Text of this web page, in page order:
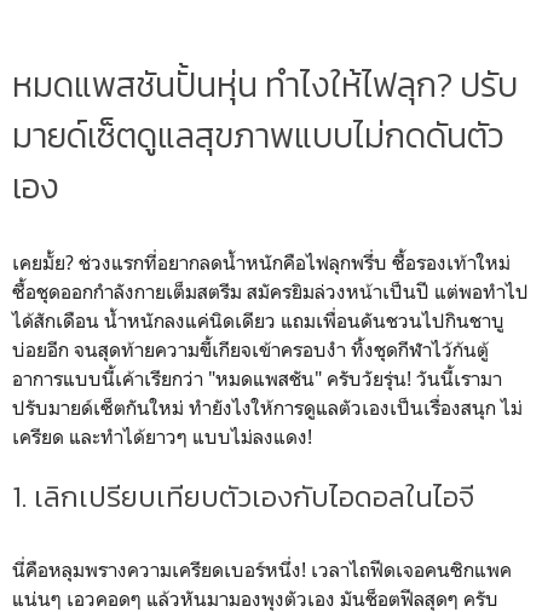
หมดแพสชันปั้นหุ่น ทำไงให้ไฟลุก? ปรับ
มายด์เซ็ตดูแลสุขภาพแบบไม่กดดันตัว
เอง
เคยมั้ย? ช่วงแรกที่อยากลดน้ำหนักคือไฟลุกพรึ่บ ซื้อรองเท้าใหม่
ซื้อชุดออกกำลังกายเต็มสตรีม สมัครยิมล่วงหน้าเป็นปี แต่พอทำไป
ได้สักเดือน น้ำหนักลงแค่นิดเดียว แถมเพื่อนดันชวนไปกินชาบู
บ่อยอีก จนสุดท้ายความขี้เกียจเข้าครอบงำ ทิ้งชุดกีฬาไว้ก้นตู้
อาการแบบนี้เค้าเรียกว่า "หมดแพสชัน" ครับวัยรุ่น! วันนี้เรามา
ปรับมายด์เซ็ตกันใหม่ ทำยังไงให้การดูแลตัวเองเป็นเรื่องสนุก ไม่
เครียด และทำได้ยาวๆ แบบไม่ลงแดง!
1. เลิกเปรียบเทียบตัวเองกับไอดอลในไอจี
นี่คือหลุมพรางความเครียดเบอร์หนึ่ง! เวลาไถฟีดเจอคนซิกแพค
แน่นๆ เอวคอดๆ แล้วหันมามองพุงตัวเอง มันช็อตฟีลสุดๆ ครับ